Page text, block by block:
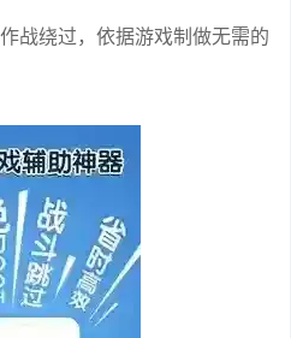
战绕过，依据游戏制做无需的